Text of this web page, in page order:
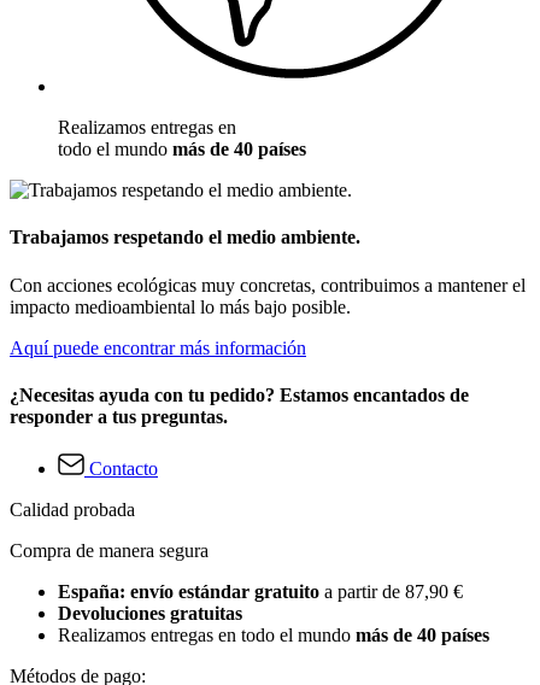
Realizamos entregas en
todo el mundo más de 40 países
Trabajamos respetando el medio ambiente.
Con acciones ecológicas muy concretas, contribuimos a mantener el
impacto medioambiental lo más bajo posible.
Aquí puede encontrar más información
¿Necesitas ayuda con tu pedido? Estamos encantados de
responder a tus preguntas.
Contacto
Calidad probada
Compra de manera segura
España: envío estándar gratuito a partir de 87,90 €
Devoluciones gratuitas
Realizamos entregas en todo el mundo más de 40 países
Métodos de pago: